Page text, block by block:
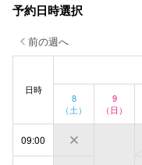
予約日時選択
前の週へ
日時
8
（土）
9
（日）
09:00